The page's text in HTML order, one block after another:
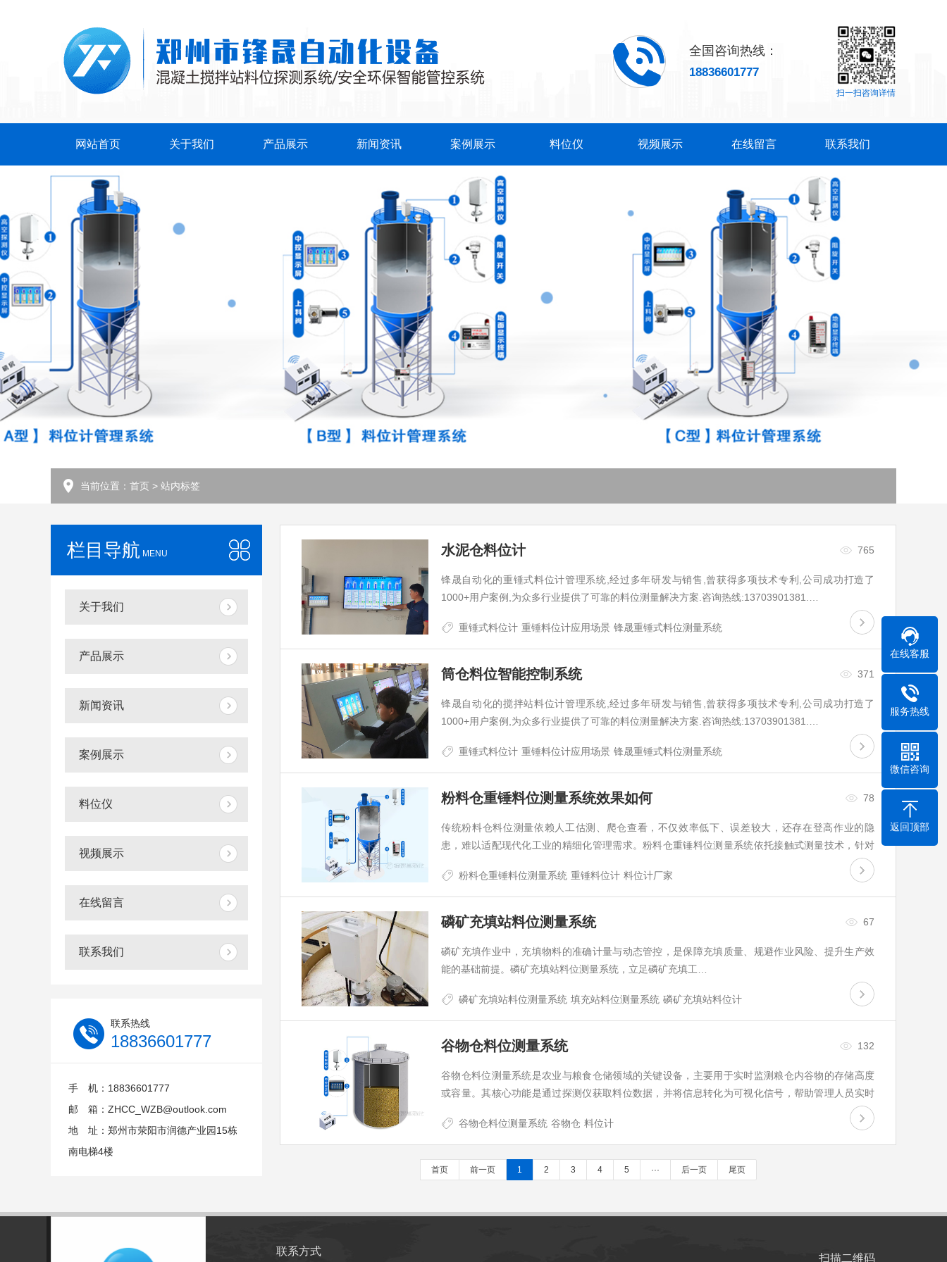
扫一扫咨询详情
全国咨询热线：
18836601777
网站首页 关于我们 产品展示 新闻资讯 案例展示 料位仪 视频展示 在线留言 联系我们
当前位置： 首页 > 站内标签
栏目导航 MENU
关于我们
产品展示
新闻资讯
案例展示
料位仪
视频展示
在线留言
联系我们
联系热线
18836601777
手 机：18836601777
邮 箱：ZHCC_WZB@outlook.com
地 址：郑州市荥阳市润德产业园15栋
南电梯4楼
水泥仓料位计 765
锋晟自动化的重锤式料位计管理系统,经过多年研发与销售,曾获得多项技术专利,公司成功打造了
1000+用户案例,为众多行业提供了可靠的料位测量解决方案.咨询热线:13703901381.…
重锤式料位计 重锤料位计应用场景 锋晟重锤式料位测量系统
筒仓料位智能控制系统 371
锋晟自动化的搅拌站料位计管理系统,经过多年研发与销售,曾获得多项技术专利,公司成功打造了
1000+用户案例,为众多行业提供了可靠的料位测量解决方案.咨询热线:13703901381.…
重锤式料位计 重锤料位计应用场景 锋晟重锤式料位测量系统
粉料仓重锤料位测量系统效果如何 78
传统粉料仓料位测量依赖人工估测、爬仓查看，不仅效率低下、误差较大，还存在登高作业的隐
患，难以适配现代化工业的精细化管理需求。粉料仓重锤料位测量系统依托接触式测量技术，针对
粉料仓重锤料位测量系统 重锤料位计 料位计厂家
磷矿充填站料位测量系统 67
磷矿充填作业中，充填物料的准确计量与动态管控，是保障充填质量、规避作业风险、提升生产效
能的基础前提。磷矿充填站料位测量系统，立足磷矿充填工…
磷矿充填站料位测量系统 填充站料位测量系统 磷矿充填站料位计
谷物仓料位测量系统 132
谷物仓料位测量系统是农业与粮食仓储领域的关键设备，主要用于实时监测粮仓内谷物的存储高度
或容量。其核心功能是通过探测仪获取料位数据，并将信息转化为可视化信号，帮助管理人员实时
谷物仓料位测量系统 谷物仓 料位计
首页 前一页 1 2 3 4 5 ··· 后一页 尾页
联系方式
扫描二维码
在线客服
服务热线
微信咨询
返回顶部